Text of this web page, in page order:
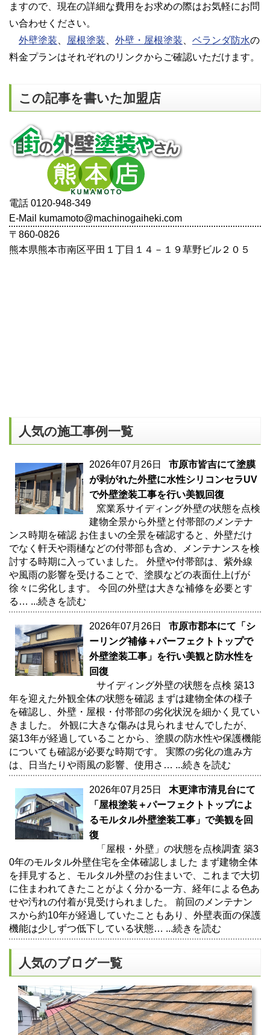
ますので、現在の詳細な費用をお求めの際はお気軽にお問
い合わせください。
外壁塗装
屋根塗装 外壁・屋根塗装 ベランダ防水の
料金プランはそれぞれのリンクからご確認いただけます。
この記事を書いた加盟店
電話 0120-948-349
E-Mail kumamoto@machinogaiheki.com
〒860-0826
熊本県熊本市南区平田１丁目１４－１９草野ビル２０５
人気の施工事例一覧
2026年07月26日 市原市皆吉にて塗膜
が剥がれた外壁に水性シリコンセラUV
で外壁塗装工事を行い美観回復
窯業系サイディング外壁の状態を点検
建物全景から外壁と付帯部のメンテナ
ンス時期を確認 お住まいの全景を確認すると、外壁だけ
でなく軒天や雨樋などの付帯部も含め、メンテナンスを検
討する時期に入っていました。 外壁や付帯部は、紫外線
や風雨の影響を受けることで、塗膜などの表面仕上げが
徐々に劣化します。 今回の外壁は大きな補修を必要とす
る… ...続きを読む
2026年07月26日 市原市郡本にて「シ
ーリング補修＋パーフェクトトップで
外壁塗装工事」を行い美観と防水性を
回復
サイディング外壁の状態を点検 築13
年を迎えた外観全体の状態を確認 まずは建物全体の様子
を確認し、外壁・屋根・付帯部の劣化状況を細かく見てい
きました。 外観に大きな傷みは見られませんでしたが、
築13年が経過していることから、塗膜の防水性や保護機能
についても確認が必要な時期です。 実際の劣化の進み方
は、日当たりや雨風の影響、使用さ… ...続きを読む
2026年07月25日 木更津市清見台にて
「屋根塗装＋パーフェクトトップによ
るモルタル外壁塗装工事」で美観を回
復
「屋根・外壁」の状態を点検調査 築3
0年のモルタル外壁住宅を全体確認しました まず建物全体
を拝見すると、モルタル外壁のお住まいで、これまで大切
に住まわれてきたことがよく分かる一方、経年による色あ
せや汚れの付着が見受けられました。 前回のメンテナン
スから約10年が経過していたこともあり、外壁表面の保護
機能は少しずつ低下している状態… ...続きを読む
人気のブログ一覧